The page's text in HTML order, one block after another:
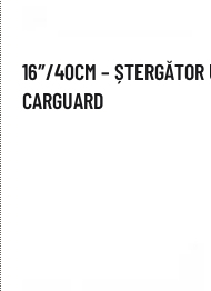
16″/40CM – ȘTERGĂTOR
CARGUARD